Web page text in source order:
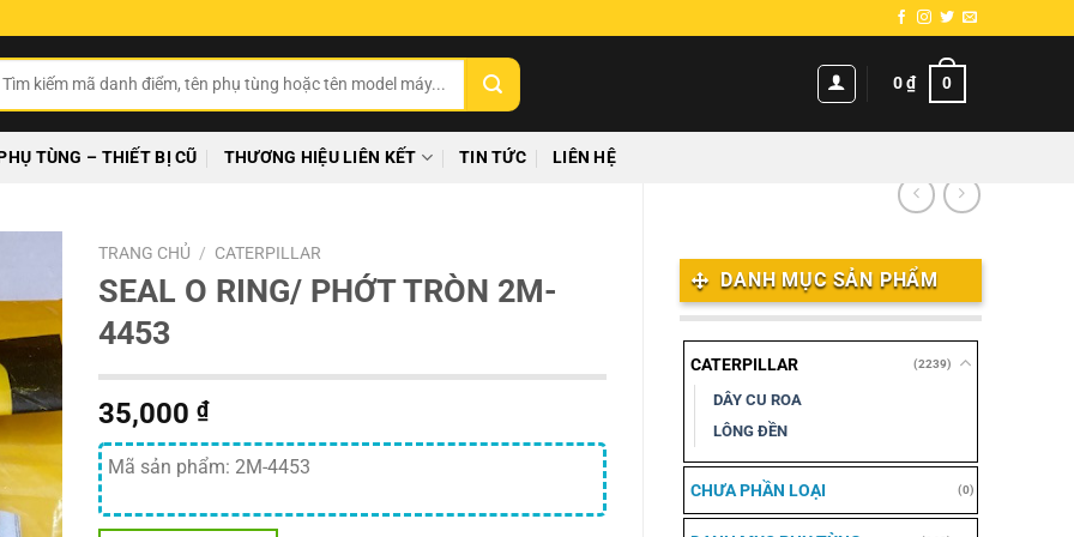
0₫ 0
TÙNG – THIẾT BỊ CŨ THƯƠNG HIỆU LIÊN KẾT TIN TỨC LIÊN HỆ
DANH MỤC SẢN PHẨM
CATERPILLAR (2239)
DÂY CU ROA
LÔNG ĐỀN
CHƯA PHẦN LOẠI (0)
TRANG CHỦ / CATERPILLAR
SEAL O RING/ PHỚT TRÒN 2M-
4453
35,000₫
Mã sản phẩm: 2M-4453